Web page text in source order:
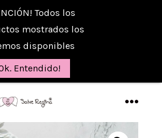
Todos los
mostrados los
disponibles
Entendido!